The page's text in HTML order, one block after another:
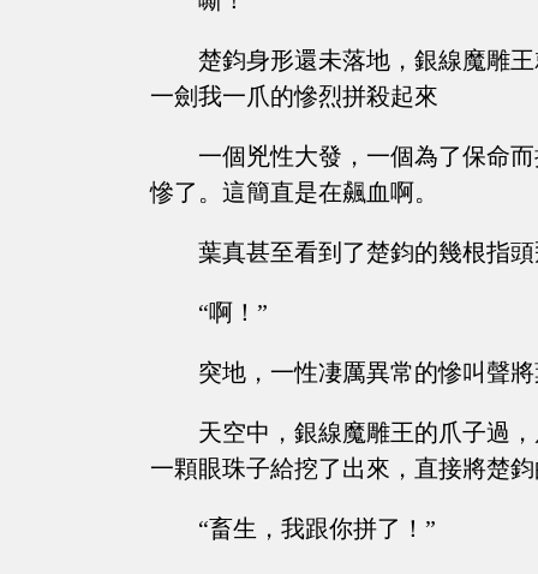
楚鈞身形還未落地，銀線魔雕
一劍我一爪的慘烈拼殺起來
一個兇性大發，一個為了保命
慘了。這簡直是在飆血啊。
葉真甚至看到了楚鈞的幾根指
“啊！”
突地，一性凄厲異常的慘叫聲
天空中，銀線魔雕王的爪子過
一顆眼珠子給挖了出來，直接將楚
“畜生，我跟你拼了！”